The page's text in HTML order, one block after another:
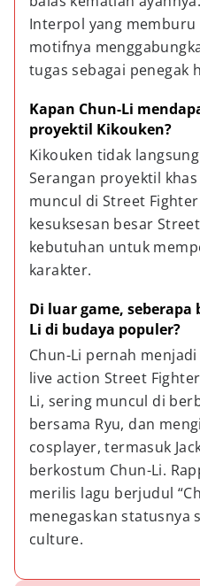
Interpol yang memburu
motifnya
tugas sebagai penegak
Kapan Chun-Li
proyektil Kikouken?
Kikouken tidak
Serangan proyektil
muncul di Street
kesuksesan besar
kebutuhan untuk
karakter.
Di luar game, seberapa
Li di budaya populer?
Chun-Li pernah
live action Street
Li, sering muncul di
bersama Ryu, dan
cosplayer, termasuk
berkostum Chun-Li.
merilis lagu berjudul
menegaskan statusnya
culture.